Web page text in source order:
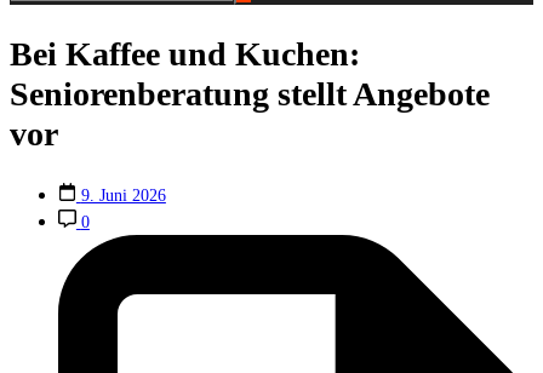
Bei Kaffee und Kuchen:
Seniorenberatung stellt Angebote
vor
9. Juni 2026
0